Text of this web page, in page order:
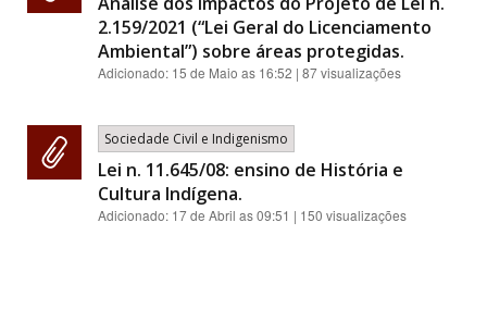
2.159/2021 (“Lei Geral do Licenciamento
Ambiental”) sobre áreas protegidas.
Adicionado: 15 de Maio as 16:52 | 87 visualizações
Sociedade Civil e Indigenismo
Lei n. 11.645/08: ensino de História e
Cultura Indígena.
Adicionado: 17 de Abril as 09:51 | 150 visualizações